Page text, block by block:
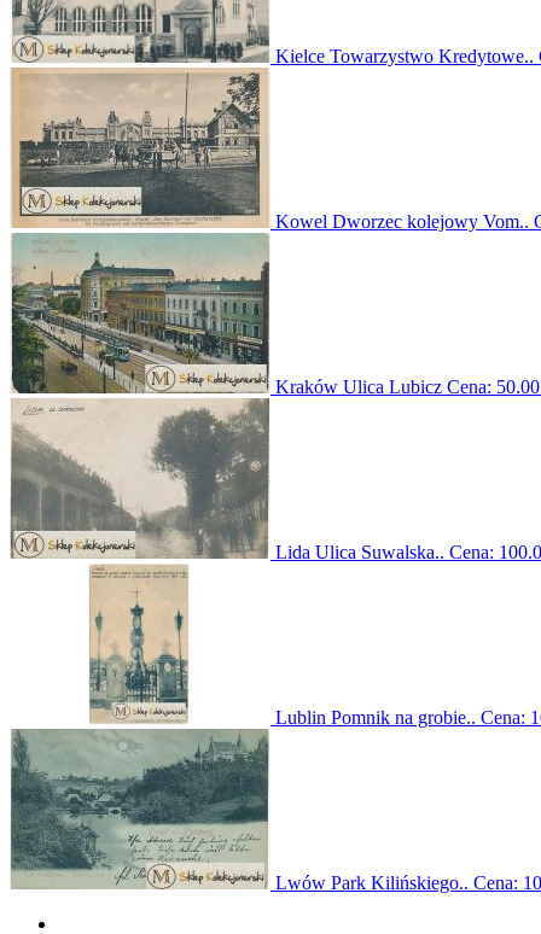
Kielce Towarzystwo Kredytowe..
Kowel Dworzec kolejowy Vom..
Kraków Ulica Lubicz Cena: 50.00
Lida Ulica Suwalska.. Cena:
Lublin Pomnik na grobie.. Cena:
Lwów Park Kilińskiego.. Cena: